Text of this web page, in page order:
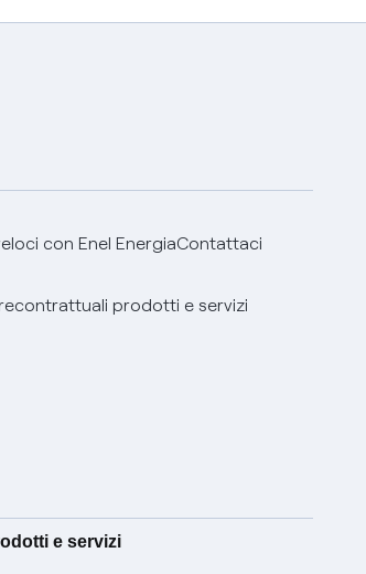
con Enel EnergiaContattaci
prodotti e servizi
e servizi